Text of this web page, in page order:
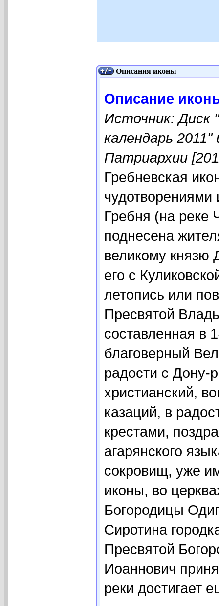
Описания иконы
Описание
Источник: Диск
календарь
Патриархии
Гребневская
чудотворениями
Гребня (на
поднесена
великому князю
его с
летопись или
Пресвятой
составленная в
благоверный
радости с Дону-
христианский,
казаций, в
крестами,
агарянского
сокровищ, уже
иконы, во
Богородицы
Сиротина
Пресвятой
Иоаннович
реки достигает